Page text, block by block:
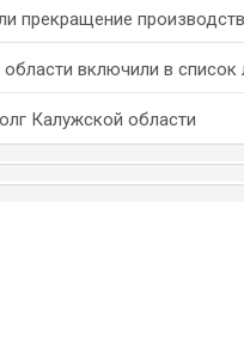
прекращение
включили в список
Калужской области